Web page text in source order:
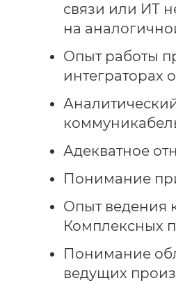
связи или ИТ
на
Опыт работы
интеграторах
Аналитический
Адекватное
Понимание
Опыт ведения
Комплексных
Понимание
ведущих